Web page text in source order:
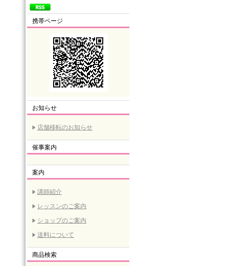
携帯ページ
お知らせ
店舗移転のお知らせ
催事案内
案内
講師紹介
レッスンのご案内
ショップのご案内
送料について
商品検索